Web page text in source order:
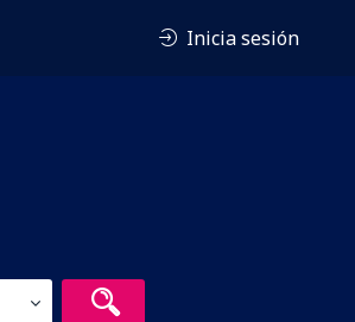
Inicia sesión